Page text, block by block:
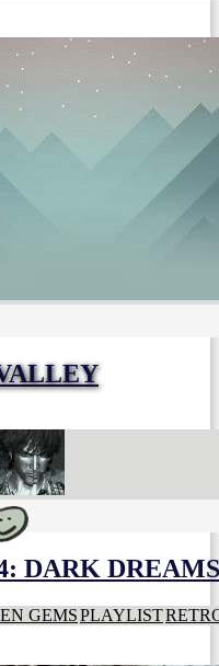
DARK
GEMSPLAYLIST